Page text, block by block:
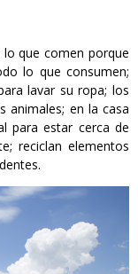
lo que comen porque
lo que consumen;
lavar su ropa; los
animales; en la casa
para estar cerca de
reciclan elementos